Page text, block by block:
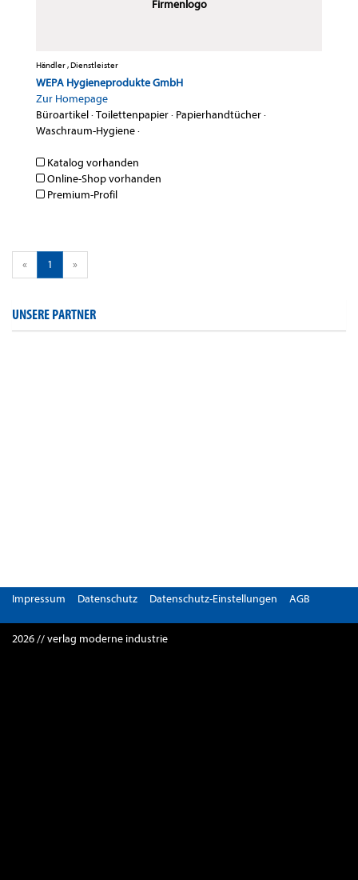
Firmenlogo
Händler , Dienstleister
WEPA Hygieneprodukte GmbH
Zur Homepage
Büroartikel·Toilettenpapier· Papierhandtücher·
Waschraum-Hygiene·
Katalog vorhanden
Online-Shop vorhanden
Premium-Profil
« 1 »
UNSERE PARTNER
Impressum Datenschutz Datenschutz-Einstellungen AGB
2026 // verlag moderne industrie